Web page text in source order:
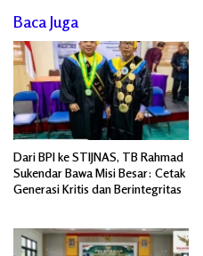
Baca Juga
Dari BPI ke STIJNAS, TB Rahmad
Sukendar Bawa Misi Besar: Cetak
Generasi Kritis dan Berintegritas